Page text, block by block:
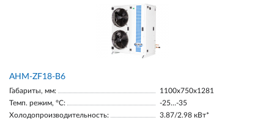
AНM-ZF18-В6
Габариты, мм:
1100х750х1281
Темп. режим, °С:
-25…-35
Холодопроизводительность:
3.87/2.98 кВт*